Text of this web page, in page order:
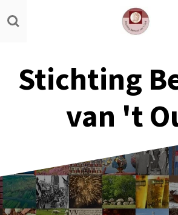
Ga
direct
hoofdinhoud
Stichting
van 't